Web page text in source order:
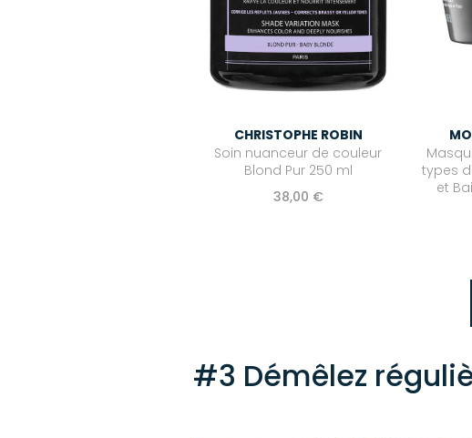
CHRISTOPHE ROBIN
Soin nuanceur de couleur
Blond Pur 250 ml
38,00 €
types
et
#3 Démêlez